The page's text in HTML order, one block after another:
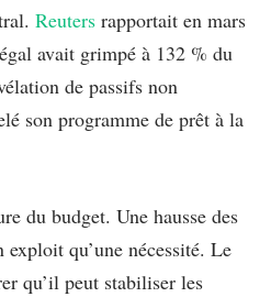
Reuters rapportait en mars
avait grimpé à 132 % du
de passifs non
son programme de prêt à la
du budget. Une hausse des
qu’une nécessité. Le
qu’il peut stabiliser les